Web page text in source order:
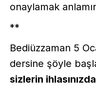
onaylamak
**
Bediüzzaman 5
dersine şöyle
sizlerin